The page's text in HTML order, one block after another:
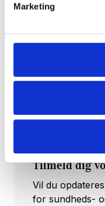
Marketing
CareNet
Tilmeld dig
Vil du
for sundheds-